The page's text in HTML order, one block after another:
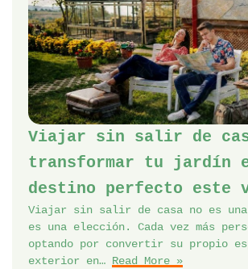
Viajar sin salir de
transformar tu jardín
destino perfecto este
Viajar sin salir de casa no es
es una elección. Cada vez más
optando por convertir su propio
exterior en… Read More »